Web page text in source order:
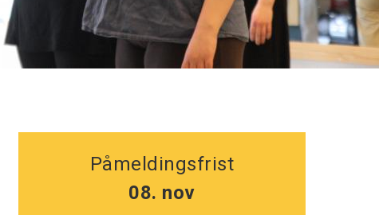
Påmeldingsfrist
08. nov